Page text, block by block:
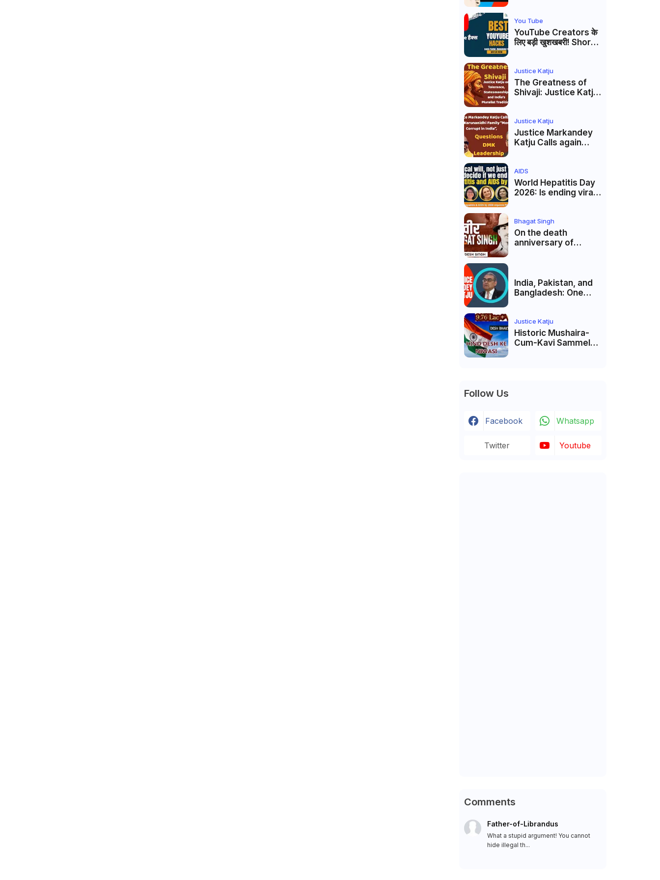
Firaq Gorakhpuri's
Masterpiece
You Tube
YouTube Creators के
लिए बड़ी खुशखबरी! Shorts
Membership Trial
लॉन्च
Justice Katju
The Greatness of
Shivaji: Justice Katju
India’s Pluralist
Tradition
Justice Katju
Justice Markandey
Katju Calls again
India”, Questions
DMK Leadership
AIDS
World Hepatitis Day
2026: Is ending viral
Political will will be
the biggest deciding
factor.
Bhagat Singh
On the death
anniversary of
freedom?
India, Pakistan, and
Bangladesh: One
Justice Markandey
Katju
Justice Katju
Historic Mushaira-
Cum-Kavi Sammelan
Follow Us
Facebook Whatsapp
Twitter Youtube
Comments
Father-of-Librandus
What a stupid argument! You cannot
hide illegal th...